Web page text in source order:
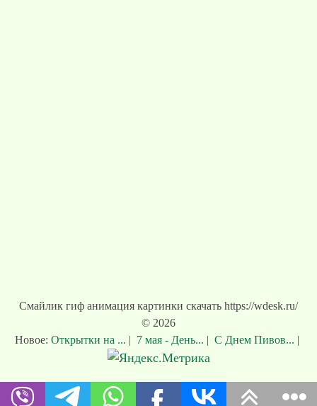
Смайлик гиф анимация картинки скачать https://wdesk.ru/
© 2026
Новое: Открытки на ... | 7 мая - День... | С Днем Пивов... |